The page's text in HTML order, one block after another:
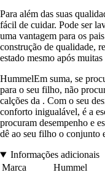
Para além das suas
fácil de cuidar. Pode ser
uma vantagem para os
construção de qualidade,
estado mesmo após muitas
HummelEm suma, se
para o seu filho, não
calções da . Com o seu
conforto inigualável, é a
procuram desempenho e
dê ao seu filho o conjunto
Informações adicionais
Marca
Hummel